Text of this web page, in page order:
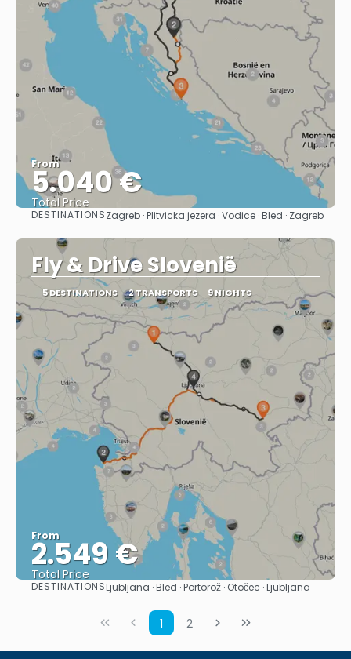
From
5.040 €
Total Price
See
DESTINATIONSZagreb · Plitvicka jezera · Vodice · Bled · Zagreb
Fly & Drive Slovenië
5 DESTINATIONS 2 TRANSPORTS 9 NIGHTS
From
2.549 €
Total Price
See
DESTINATIONSLjubljana · Bled · Portorož · Otočec · Ljubljana
1 2